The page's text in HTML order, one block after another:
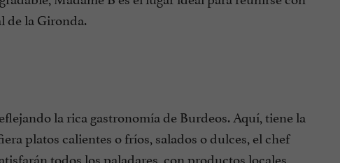
de la Gironda.
la rica gastronomía de Burdeos. Aquí, tiene la
platos calientes o fríos, salados o dulces, el chef
todos los paladares, con productos locales